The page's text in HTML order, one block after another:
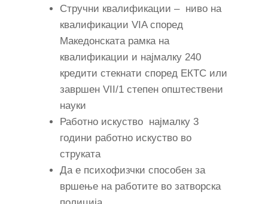
Стручни квалификации – ниво на
квалификации VIA според
Македонската рамка на
квалификации и најмалку 240
кредити стекнати според ЕКТС или
завршен VII/1 степен општествени
науки
Работно искуство најмалку 3
години работно искуство во
струката
Да е психофизчки способен за
вршење на работите во затворска